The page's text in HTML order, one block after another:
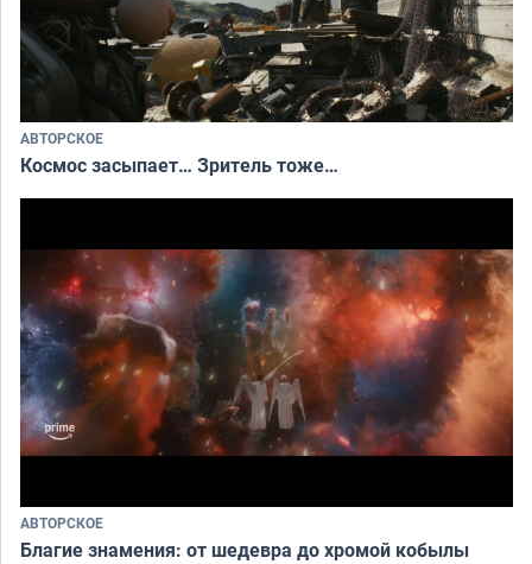
АВТОРСКОЕ
Космос засыпает… Зритель тоже…
АВТОРСКОЕ
Благие знамения: от шедевра до хромой кобылы